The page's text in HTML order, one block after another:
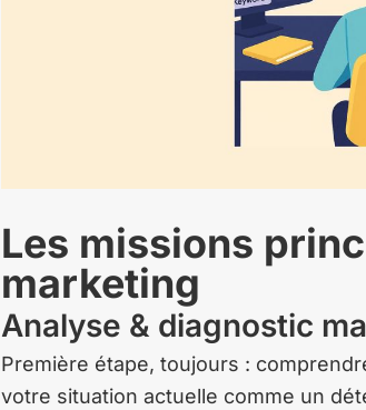
Les missions
marketing
Analyse & diagnostic
Première étape, toujours :
votre situation actuelle comme un